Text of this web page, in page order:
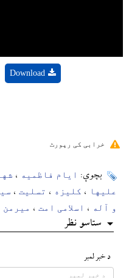
Download
خرابی کی رپورٹ
بچوې: ایام فاظمیه ،
علیها ، کلیزه ، تسلیت ،
و آله ، اسلامی امت ، میرمن
ستاسو نظر
د خبر لمبر